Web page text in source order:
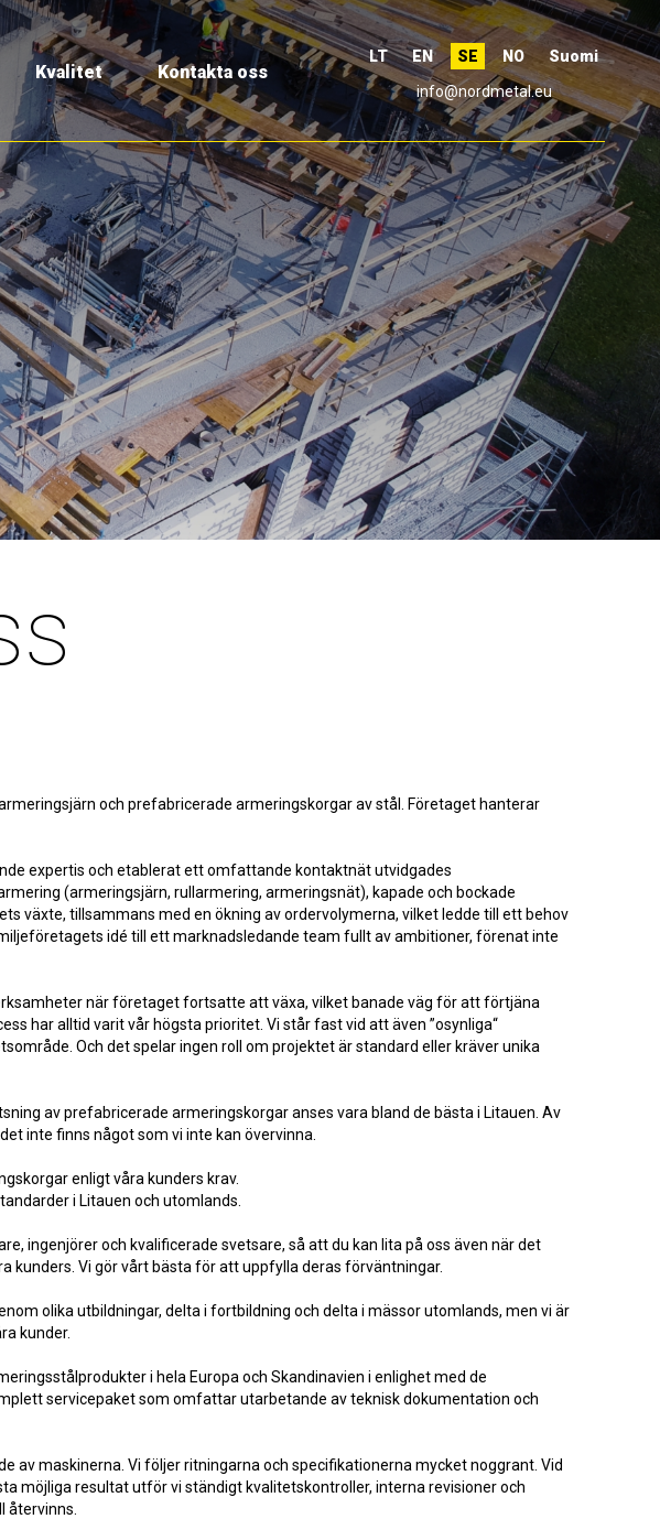
Kvalitet Kontakta oss
LT EN SE NO
Suomi
info@nordmetal.eu
och prefabricerade armeringskorgar av stål. Företaget hanterar
expertis och etablerat ett omfattande kontaktnät utvidgades
(armeringsjärn, rullarmering, armeringsnät), kapade och bockade
växte, tillsammans med en ökning av ordervolymerna, vilket ledde till ett behov
idé till ett marknadsledande team fullt av ambitioner, förenat inte
när företaget fortsatte att växa, vilket banade väg för att förtjäna
har alltid varit vår högsta prioritet. Vi står fast vid att även ”osynliga“
Och det spelar ingen roll om projektet är standard eller kräver unika
av prefabricerade armeringskorgar anses vara bland de bästa i Litauen. Av
inte finns något som vi inte kan övervinna.
enligt våra kunders krav.
i Litauen och utomlands.
ingenjörer och kvalificerade svetsare, så att du kan lita på oss även när det
kunders. Vi gör vårt bästa för att uppfylla deras förväntningar.
olika utbildningar, delta i fortbildning och delta i mässor utomlands, men vi är
kunder.
i hela Europa och Skandinavien i enlighet med de
servicepaket som omfattar utarbetande av teknisk dokumentation och
av maskinerna. Vi följer ritningarna och specifikationerna mycket noggrant. Vid
möjliga resultat utför vi ständigt kvalitetskontroller, interna revisioner och
återvinns.